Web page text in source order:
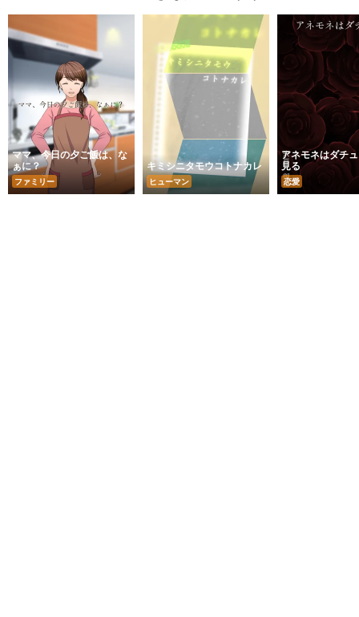
ママ、今日の夕ご飯は、な
ぁに？
ファミリー
キミシニタモウコトナカレ
ヒューマン
アネモネはダチ
見る
恋愛